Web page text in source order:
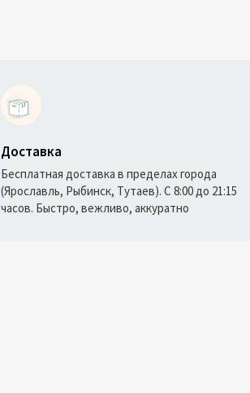
Доставка
Бесплатная доставка в пределах города
(Ярославль, Рыбинск, Тутаев). С 8:00 до 21:15
часов. Быстро, вежливо, аккуратно